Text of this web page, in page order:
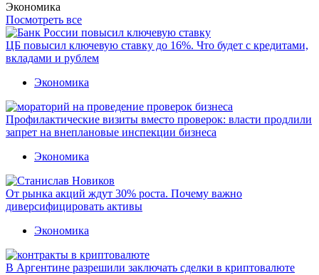
Экономика
Посмотреть все
ЦБ повысил ключевую ставку до 16%. Что будет с кредитами,
вкладами и рублем
Экономика
Профилактические визиты вместо проверок: власти продлили
запрет на внеплановые инспекции бизнеса
Экономика
От рынка акций ждут 30% роста. Почему важно
диверсифицировать активы
Экономика
В Аргентине разрешили заключать сделки в криптовалюте